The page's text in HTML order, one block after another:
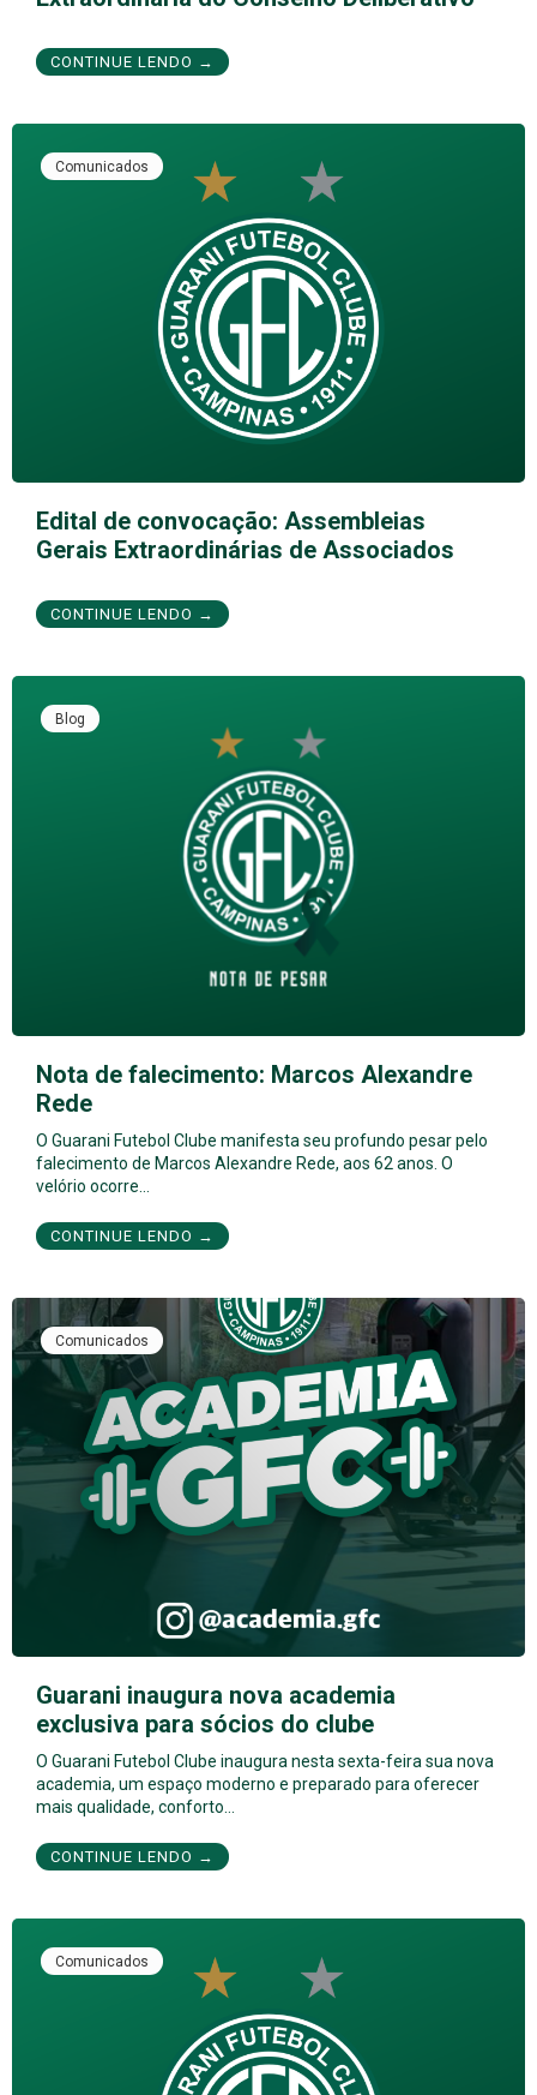
CONTINUE LENDO →
Comunicados
Edital de convocação: Assembleias
Gerais Extraordinárias de Associados
CONTINUE LENDO →
Blog
Nota de falecimento: Marcos Alexandre
Rede
O Guarani Futebol Clube manifesta seu profundo pesar pelo
falecimento de Marcos Alexandre Rede, aos 62 anos. O
velório ocorre…
CONTINUE LENDO →
Comunicados
Guarani inaugura nova academia
exclusiva para sócios do clube
O Guarani Futebol Clube inaugura nesta sexta-feira sua nova
academia, um espaço moderno e preparado para oferecer
mais qualidade, conforto…
CONTINUE LENDO →
Comunicados